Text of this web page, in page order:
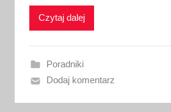
w
n
o
Czytaj dalej
Poradniki
Dodaj komentarz